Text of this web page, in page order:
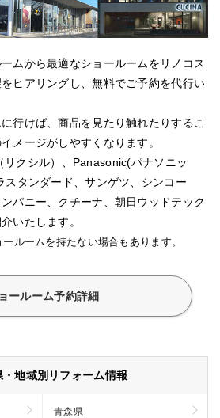
ムから最適なショールームをリノコス
ヒアリングし、無料でご予約を代行い
行けば、商品を見たり触れたりするこ
メージがしやすくなります。
クシル）、Panasonic(パナソニッ
スタンダード、サンゲツ、シンコー
パニー、クチーナ、朝日ウッドテック
いたします。
ルームを持たない場合もあります。
ールーム予約詳細
・地域別リフォーム情報
青森県